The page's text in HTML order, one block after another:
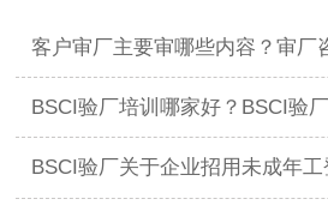
客户审厂主要审哪些内容？审厂
BSCI验厂培训哪家好？BSCI验
BSCI验厂关于企业招用未成年